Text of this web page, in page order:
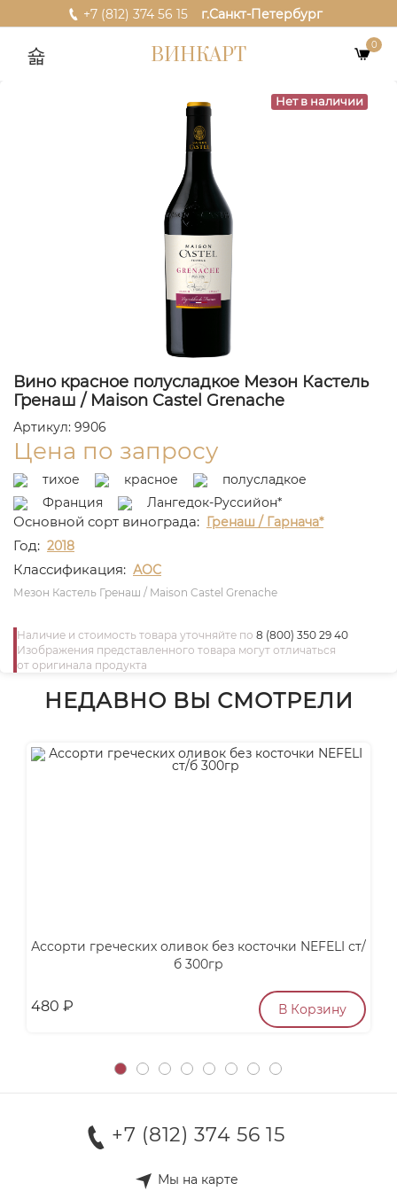
+7 (812) 374 56 15 г.Санкт-Петербург
ВИНКАРТ 0
Нет в наличии
Вино красное полусладкое Мезон Кастель
Гренаш / Maison Castel Grenache
Артикул: 9906
Цена по запросу
тихое красное
полусладкое
Франция
Лангедок-Руссийон*
Основной сорт винограда: Гренаш / Гарнача*
Год: 2018
Классификация: АОС
Мезон Кастель Гренаш / Maison Castel Grenache
Наличие и стоимость товара уточняйте по 8 (800) 350 29 40
Изображения представленного товара могут отличаться
от оригинала продукта
НЕДАВНО ВЫ СМОТРЕЛИ
Ассорти греческих оливок без косточки NEFELI ст/
б 300гр
480 ₽ В Корзину
+7 (812) 374 56 15
Мы на карте